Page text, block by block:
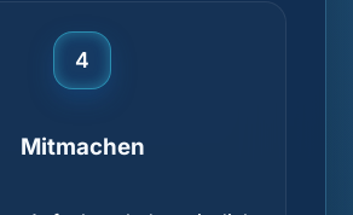
4
Mitmachen